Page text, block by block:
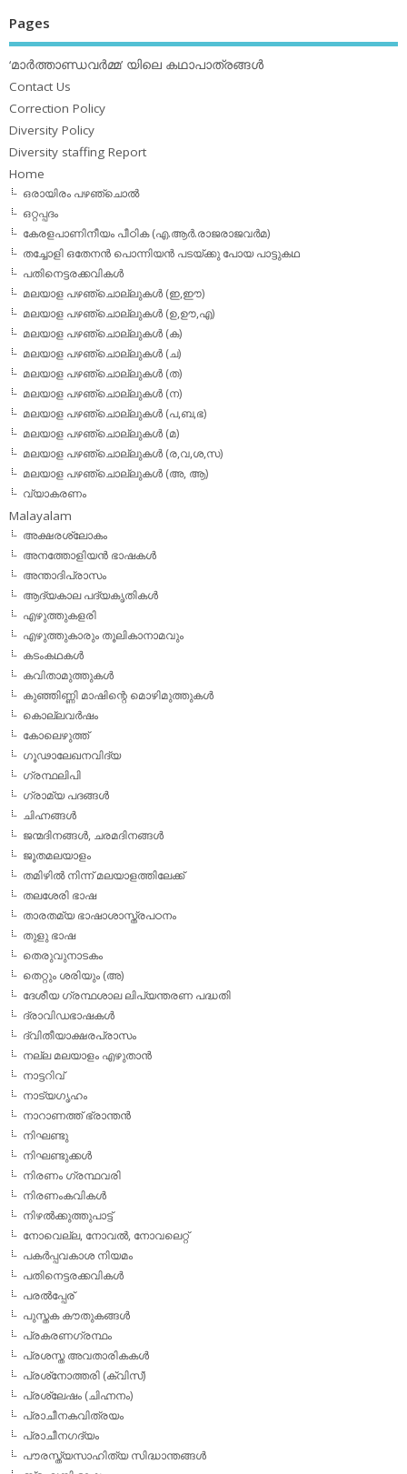
Pages
‘മാര്‍ത്താണ്ഡവര്‍മ്മ’ യിലെ കഥാപാത്രങ്ങള്‍
Contact Us
Correction Policy
Diversity Policy
Diversity staffing Report
Home
ഒരായിരം പഴഞ്ചൊല്‍
ഒറ്റപ്പദം
കേരളപാണിനീയം പീഠിക (എ.ആര്‍.രാജരാജവര്‍മ)
തച്ചോളി ഒതേനൻ പൊന്നിയൻ പടയ്‌ക്കു പോയ പാട്ടുകഥ
പതിനെട്ടരക്കവികള്‍
മലയാള പഴഞ്ചൊല്ലുകള്‍ (ഇ,ഈ)
മലയാള പഴഞ്ചൊല്ലുകള്‍ (ഉ,ഊ,എ)
മലയാള പഴഞ്ചൊല്ലുകള്‍ (ക)
മലയാള പഴഞ്ചൊല്ലുകള്‍ (ച)
മലയാള പഴഞ്ചൊല്ലുകള്‍ (ത)
മലയാള പഴഞ്ചൊല്ലുകള്‍ (ന)
മലയാള പഴഞ്ചൊല്ലുകള്‍ (പ,ബ,ഭ)
മലയാള പഴഞ്ചൊല്ലുകള്‍ (മ)
മലയാള പഴഞ്ചൊല്ലുകള്‍ (ര,വ,ശ,സ)
മലയാള പഴഞ്ചൊല്ലുകൾ (അ, ആ)
വ്യാകരണം
Malayalam
അക്ഷരശ്ലോകം
അനത്തോളിയന്‍ ഭാഷകള്‍
അന്താദിപ്രാസം
ആദ്യകാല പദ്യകൃതികള്‍
എഴുത്തുകളരി
എഴുത്തുകാരും തൂലികാനാമവും
കടംകഥകള്‍
കവിതാമുത്തുകള്‍
കുഞ്ഞിണ്ണി മാഷിന്റെ മൊഴിമുത്തുകള്‍
കൊല്ലവര്‍ഷം
കോലെഴുത്ത്
ഗൂഢാലേഖനവിദ്യ
ഗ്രന്ഥലിപി
ഗ്രാമ്യ പദങ്ങള്‍
ചിഹ്നങ്ങള്‍
ജന്മദിനങ്ങള്‍, ചരമദിനങ്ങള്‍
ജൂതമലയാളം
തമിഴില്‍ നിന്ന് മലയാളത്തിലേക്ക്
തലശേരി ഭാഷ
താരതമ്യ ഭാഷാശാസ്ത്രപഠനം
തുളു ഭാഷ
തെരുവുനാടകം
തെറ്റും ശരിയും (അ)
ദേശീയ ഗ്രന്ഥശാല ലിപ്യന്തരണ പദ്ധതി
ദ്രാവിഡഭാഷകള്‍
ദ്വിതീയാക്ഷരപ്രാസം
നല്ല മലയാളം എഴുതാന്‍
നാട്ടറിവ്
നാട്യഗൃഹം
നാറാണത്ത് ഭ്രാന്തന്‍
നിഘണ്ടു
നിഘണ്ടുക്കള്‍
നിരണം ഗ്രന്ഥവരി
നിരണംകവികള്‍
നിഴല്‍ക്കുത്തുപാട്ട്
നോവെല്ല, നോവല്‍, നോവലെറ്റ്
പകര്‍പ്പവകാശ നിയമം
പതിനെട്ടരക്കവികള്‍
പരല്‍പ്പേര്
പുസ്തക കൗതുകങ്ങള്‍
പ്രകരണഗ്രന്ഥം
പ്രശസ്ത അവതാരികകള്‍
പ്രശ്‌നോത്തരി (ക്വിസ്)
പ്രശ്ലേഷം (ചിഹ്നനം)
പ്രാചീനകവിത്രയം
പ്രാചീനഗദ്യം
പൗരസ്ത്യസാഹിത്യ സിദ്ധാന്തങ്ങള്‍